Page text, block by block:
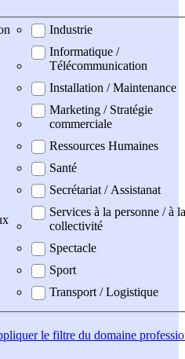
Industrie
Informatique /
Télécommunication
Installation / Maintenance
Marketing / Stratégie
commerciale
Ressources Humaines
Santé
Secrétariat / Assistanat
Services à la personne / à la
collectivité
Spectacle
Sport
Transport / Logistique
le filtre du domaine